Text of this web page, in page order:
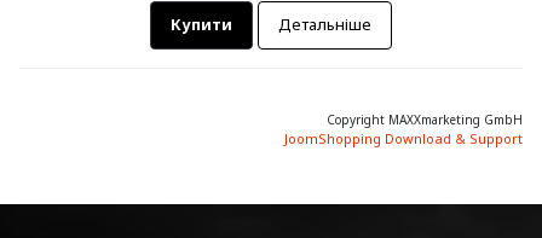
Купити Детальніше
Copyright MAXXmarketing GmbH
JoomShopping Download & Support